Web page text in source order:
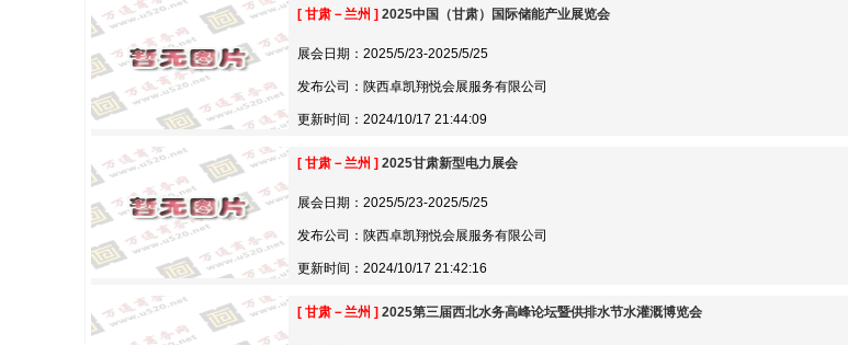
[ 甘肃－兰州 ] 2025中国（甘肃）国际储能产业展览会
展会日期：2025/5/23-2025/5/25
发布公司：陕西卓凯翔悦会展服务有限公司
更新时间：2024/10/17 21:44:09
[ 甘肃－兰州 ] 2025甘肃新型电力展会
展会日期：2025/5/23-2025/5/25
发布公司：陕西卓凯翔悦会展服务有限公司
更新时间：2024/10/17 21:42:16
[ 甘肃－兰州 ] 2025第三届西北水务高峰论坛暨供排水节水灌溉博览会